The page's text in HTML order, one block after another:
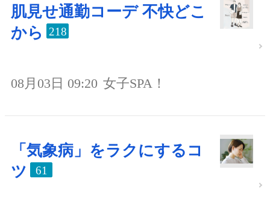
肌見せ通勤コーデ 不快どこ
から
218
08月03日 09:20 女子SPA！
「気象病」をラクにするコ
ツ
61